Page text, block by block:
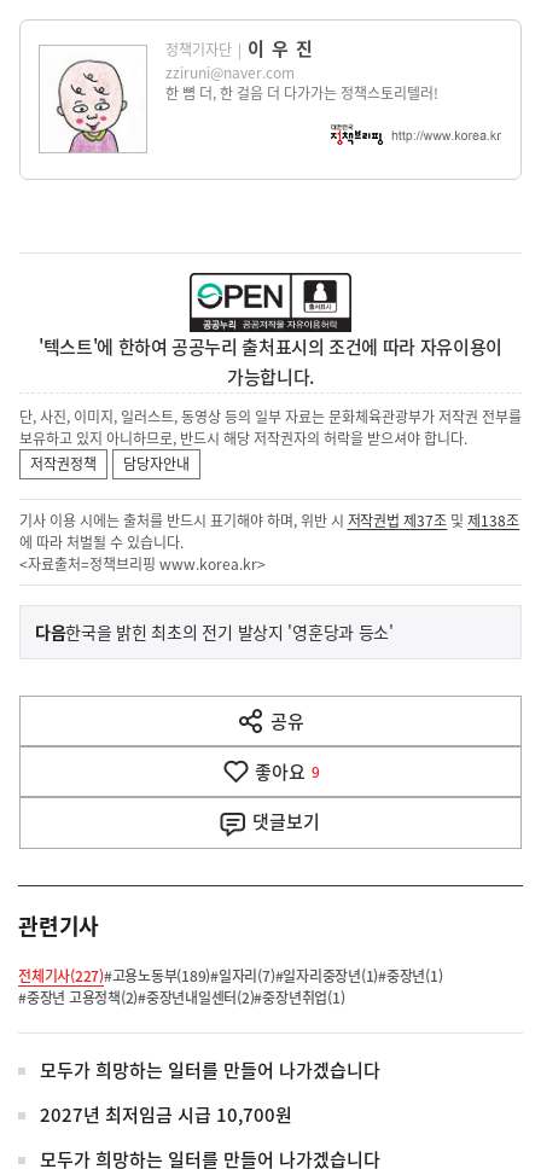
정책기자단 | 이우진
zziruni@naver.com
한 뼘 더, 한 걸음 더 다가가는 정책스토리텔러!
'텍스트'에 한하여 공공누리 출처표시의 조건에 따라 자유이용이
가능합니다.
단, 사진, 이미지, 일러스트, 동영상 등의 일부 자료는 문화체육관광부가 저작권 전부를
보유하고 있지 아니하므로, 반드시 해당 저작권자의 허락을 받으셔야 합니다.
저작권정책
담당자안내
기사 이용 시에는 출처를 반드시 표기해야 하며, 위반 시 저작권법 제37조 및제138조
에 따라 처벌될 수 있습니다.
<자료출처=정책브리핑 www.korea.kr>
이
전
다
음
다음기
사
한국을 밝힌 최초의 전기 발상지 '영훈당과 등소'
공유
열
기
좋아요 9
댓글보기
관련기사
전체기사(227)#고용노동부(189)#일자리(7)#일자리중장년(1)#중장년(1)
#중장년 고용정책(2)#중장년내일센터(2)#중장년취업(1)
모두가 희망하는 일터를 만들어 나가겠습니다
2027년 최저임금 시급 10,700원
모두가 희망하는 일터를 만들어 나가겠습니다